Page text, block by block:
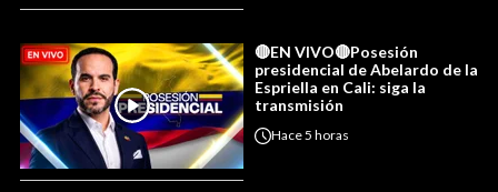
🔴EN VIVO🔴Posesión
presidencial de Abelardo de la
Espriella en Cali: siga la
transmisión
Hace5 horas